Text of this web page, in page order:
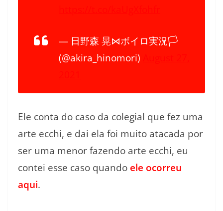
— 日野森 晃⋈ボイロ実況🏳️
(@akira_hinomori)
Ele conta do caso da colegial que fez uma
arte ecchi, e dai ela foi muito atacada por
ser uma menor fazendo arte ecchi, eu
contei esse caso quando ele ocorreu
aqui.